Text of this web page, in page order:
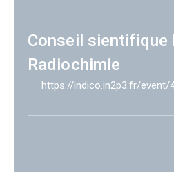
Conseil sientifique
Radiochimie
https://indico.in2p3.fr/event/